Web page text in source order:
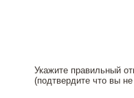
Укажите правильный
(подтвердите что вы